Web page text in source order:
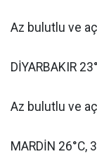
Az bulutlu ve
DİYARBAKIR
Az bulutlu ve
MARDİN 26°C,